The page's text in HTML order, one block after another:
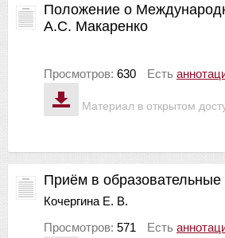
Материал в открытом
Положение о
А.С. Макаренко
Просмотров: 630 Есть
Приём в
Кочергина Е. В.
Просмотров: 571 Есть